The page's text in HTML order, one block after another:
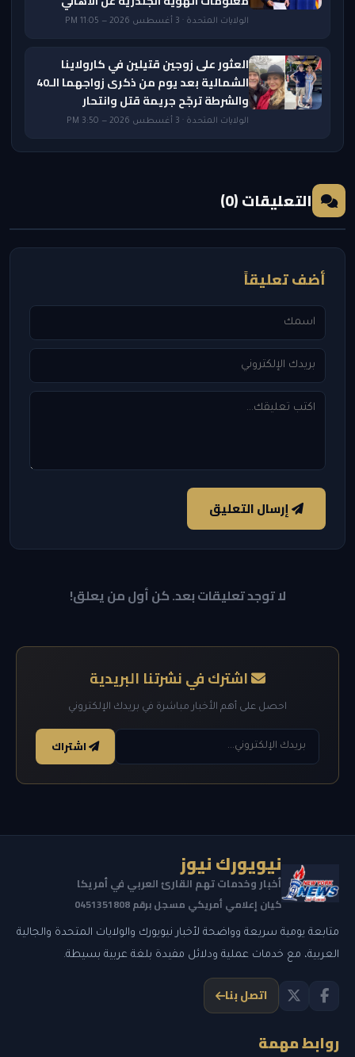
الولايات المتحدة · 3 أغسطس 2026 — 11:05 PM
العثور على زوجين قتيلين في كارولاينا
الشمالية بعد يوم من ذكرى زواجهما الـ40
والشرطة ترجّح جريمة قتل وانتحار
الولايات المتحدة · 3 أغسطس 2026 — 3:50 PM
التعليقات (0)
أضف تعليقاً
إرسال التعليق
لا توجد تعليقات بعد. كن أول من يعلق!
اشترك في نشرتنا البريدية
احصل على أهم الأخبار مباشرة في بريدك الإلكتروني
اشتراك
نيويورك نيوز
أخبار وخدمات تهم القارئ العربي في أمريكا
كيان إعلامي أمريكي مسجل برقم 0451351808
متابعة يومية سريعة وواضحة لأخبار نيويورك والولايات المتحدة والجالية
العربية، مع خدمات عملية ودلائل مفيدة بلغة عربية بسيطة.
اتصل بنا
روابط مهمة